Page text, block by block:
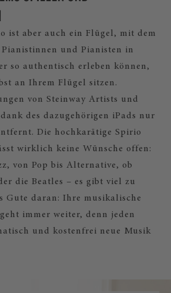
ist aber auch ein Flügel, mit dem
und Pianisten in
so authentisch erleben können,
an Ihrem Flügel sitzen.
von Steinway Artists und
des dazugehörigen iPads nur
Die hochkarätige Spirio
wirklich keine Wünsche offen:
von Pop bis Alternative, ob
die Beatles – es gibt viel zu
Gute daran: Ihre musikalische
immer weiter, denn jeden
und kostenfrei neue Musik